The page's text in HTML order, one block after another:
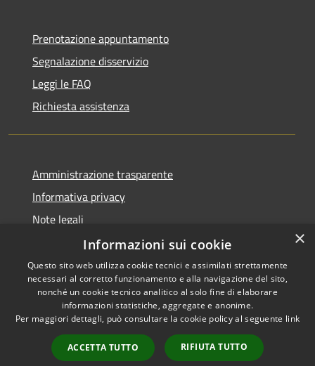
Prenotazione appuntamento
Segnalazione disservizio
Leggi le FAQ
Richiesta assistenza
Amministrazione trasparente
Informativa privacy
Note legali
Dichiarazione di accessibilità
RSS
Accessibilità
Copyright © 2026 • Comune di
byMunicipium
Accesso
×
Informazioni sui cookie
Questo sito web utilizza cookie tecnici e assimilati strettamente
necessari al corretto funzionamento e alla navigazione del sito,
nonché un cookie tecnico analitico al solo fine di elaborare
informazioni statistiche, aggregate e anonime.
Per maggiori dettagli, può consultare la cookie policy al seguente link
ACCETTA TUTTO RIFIUTA TUTTO